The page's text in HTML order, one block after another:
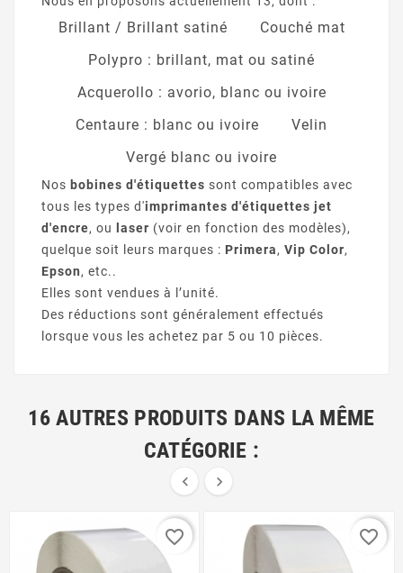
Brillant / Brillant satiné
Couché mat
Polypro : brillant, mat ou satiné
Acquerollo : avorio, blanc ou ivoire
Centaure : blanc ou ivoire
Velin
Vergé blanc ou ivoire
Nos bobines d'étiquettes sont compatibles avec
tous les types d'imprimantes d'étiquettes jet
d'encre, ou laser (voir en fonction des modèles),
quelque soit leurs marques : Primera, Vip Color,
Epson, etc..
Elles sont vendues à l’unité.
Des réductions sont généralement effectués
lorsque vous les achetez par 5 ou 10 pièces.
16 AUTRES PRODUITS DANS LA MÊME
CATÉGORIE :
 
favorite_border favorite_border